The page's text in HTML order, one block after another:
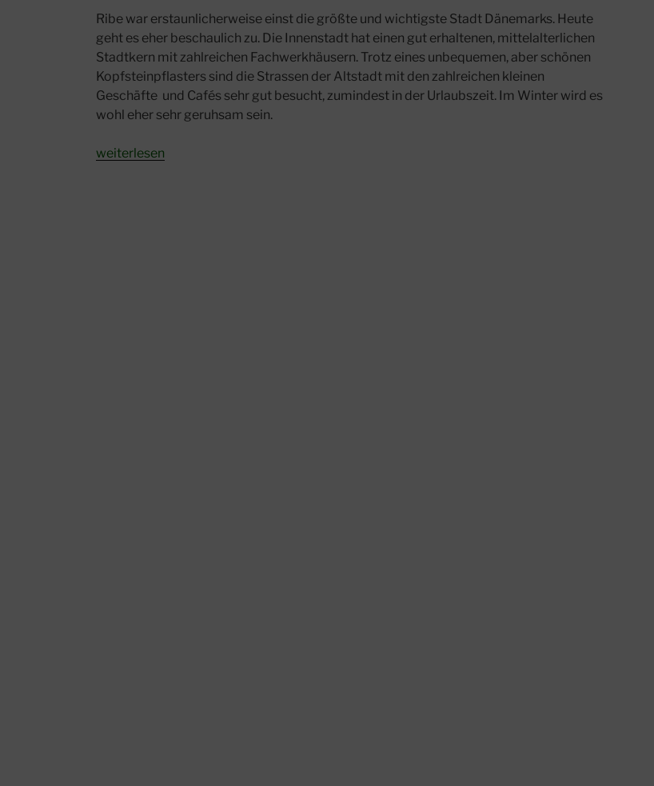
Ribe war erstaunlicherweise einst die größte und wichtigste Stadt Dänemarks. Heute
geht es eher beschaulich zu. Die Innenstadt hat einen gut erhaltenen, mittelalterlichen
Stadtkern mit zahlreichen Fachwerkhäusern. Trotz eines unbequemen, aber schönen
Kopfsteinpflasters sind die Strassen der Altstadt mit den zahlreichen kleinen
Geschäfte und Cafés sehr gut besucht, zumindest in der Urlaubszeit. Im Winter wird es
wohl eher sehr geruhsam sein.
„Ribe
weiterlesen